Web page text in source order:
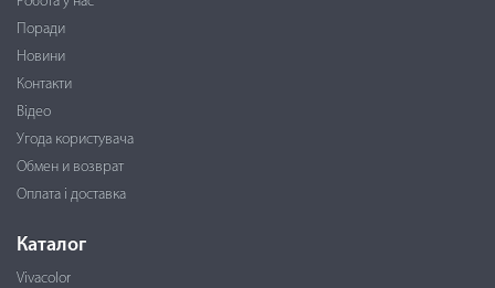
Поради
Новини
Контакти
Відео
Угода користувача
Обмен и возврат
Оплата і доставка
Каталог
Vivacolor